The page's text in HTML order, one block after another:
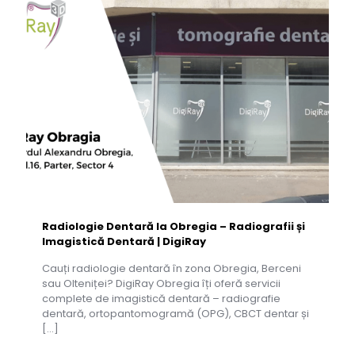
Radiologie Dentară la Obregia – Radiografii și
Imagistică Dentară | DigiRay
Cauți radiologie dentară în zona Obregia, Berceni
sau Olteniței? DigiRay Obregia îți oferă servicii
complete de imagistică dentară – radiografie
dentară, ortopantomogramă (OPG), CBCT dentar și
[…]